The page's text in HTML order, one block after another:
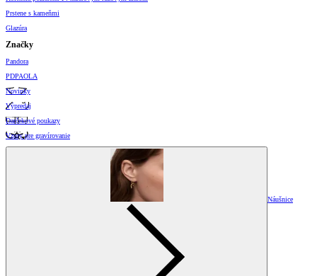
Prstene s kameňmi
Glazúra
Značky
Pandora
PDPAOLA
Novinky
Výpredaj
Darčekové poukazy
Vzory pre gravírovanie
Náušnice